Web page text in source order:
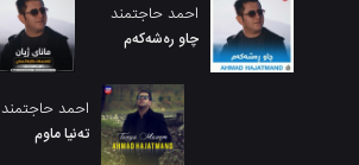
احمد حاجتمند
چاو رەشەکەم
احمد حاجتمند
تەنیا ماوم